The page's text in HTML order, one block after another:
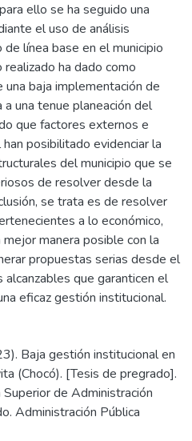
ello se ha seguido una
el uso de análisis
línea base en el municipio
ha dado como
baja implementación de
una tenue planeación del
que factores externos e
posibilitado evidenciar la
del municipio que se
de resolver desde la
se trata es de resolver
a lo económico,
manera posible con la
propuestas serias desde el
que garanticen el
eficaz gestión institucional.
Baja gestión institucional en
(Chocó). [Tesis de pregrado].
de Administración
Administración Pública